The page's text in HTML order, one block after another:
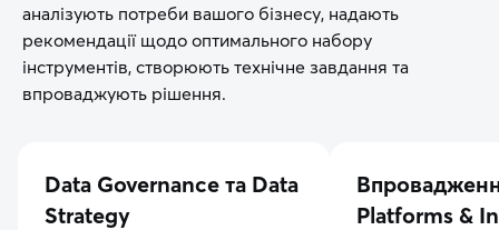
аналізують потреби вашого бізнесу, надають
рекомендації щодо оптимального набору
інструментів, створюють технічне завдання та
впроваджують рішення.
Data Governance та Data
Strategy
Platforms &